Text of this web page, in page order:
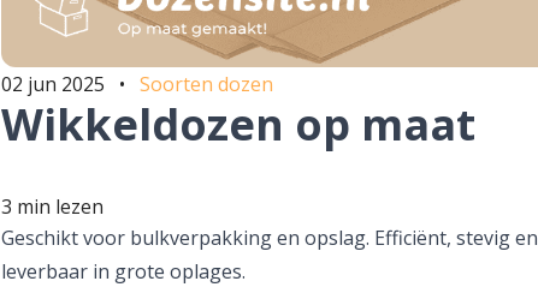
02 jun 2025 • Soorten dozen
Wikkeldozen op maat
3 min lezen
Geschikt voor bulkverpakking en opslag. Efficiënt, stevig en
leverbaar in grote oplages.